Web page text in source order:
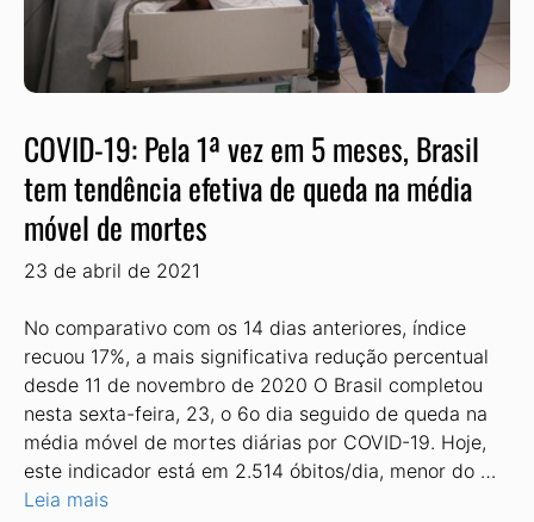
COVID-19: Pela 1ª vez em 5 meses, Brasil
tem tendência efetiva de queda na média
móvel de mortes
23 de abril de 2021
No comparativo com os 14 dias anteriores, índice
recuou 17%, a mais significativa redução percentual
desde 11 de novembro de 2020 O Brasil completou
nesta sexta-feira, 23, o 6o dia seguido de queda na
média móvel de mortes diárias por COVID-19. Hoje,
este indicador está em 2.514 óbitos/dia, menor do …
Leia mais